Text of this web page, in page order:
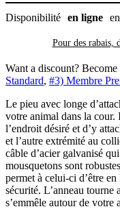
Disponibilité en ligne
Pour des rabais,
Want a discount?
Standard, #3) Membre
Le pieu avec longe
votre animal dans la
l’endroit désiré et d’y
et l’autre extrémité au
câble d’acier galvanisé
mousquetons sont
permet à celui-ci d’être
sécurité. L’anneau
s’emmêle autour de votre